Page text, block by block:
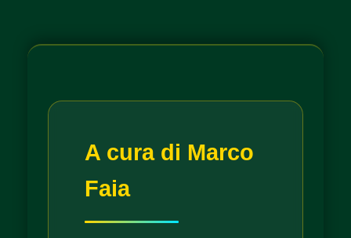
A cura di Marco
Faia